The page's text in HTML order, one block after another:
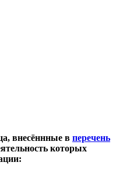
внесённные в перечень
которых